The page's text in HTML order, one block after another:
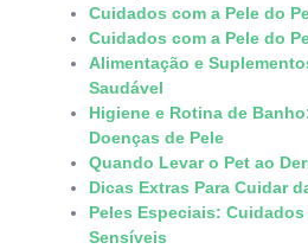
Cuidados com a Pele do
Cuidados com a Pele do
Alimentação e
Saudável
Higiene e Rotina de
Doenças de Pele
Quando Levar o Pet ao
Dicas Extras Para Cuidar
Peles Especiais:
Sensíveis